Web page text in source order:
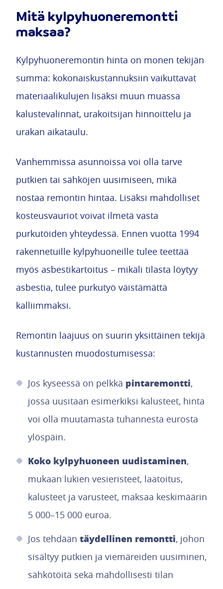
Mitä kylpyhuoneremontti
maksaa?
Kylpyhuoneremontin hinta on monen tekijän
summa: kokonaiskustannuksiin vaikuttavat
materiaalikulujen lisäksi muun muassa
kalustevalinnat, urakoitsijan hinnoittelu ja
urakan aikataulu.
Vanhemmissa asunnoissa voi olla tarve
putkien tai sähköjen uusimiseen, mikä
nostaa remontin hintaa. Lisäksi mahdolliset
kosteusvauriot voivat ilmetä vasta
purkutöiden yhteydessä. Ennen vuotta 1994
rakennetuille kylpyhuoneille tulee teettää
myös asbestikartoitus – mikäli tilasta löytyy
asbestia, tulee purkutyö väistämättä
kalliimmaksi.
Remontin laajuus on suurin yksittäinen tekijä
kustannusten muodostumisessa:
Jos kyseessä on pelkkä pintaremontti,
jossa uusitaan esimerkiksi kalusteet, hinta
voi olla muutamasta tuhannesta eurosta
ylöspäin.
Koko kylpyhuoneen uudistaminen,
mukaan lukien vesieristeet, laatoitus,
kalusteet ja varusteet, maksaa keskimäärin
5 000–15 000 euroa.
Jos tehdään täydellinen remontti, johon
sisältyy putkien ja viemäreiden uusiminen,
sähkötöitä sekä mahdollisesti tilan